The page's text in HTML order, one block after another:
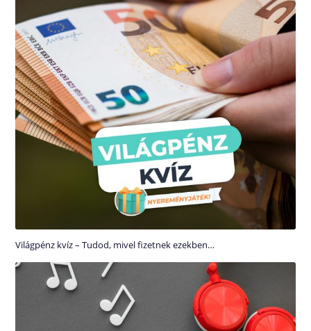
Világpénz kvíz – Tudod, mivel fizetnek ezekben…